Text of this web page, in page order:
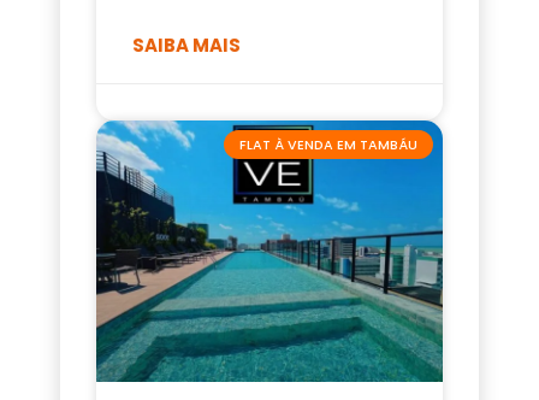
SAIBA MAIS
FLAT À VENDA EM TAMBÁU